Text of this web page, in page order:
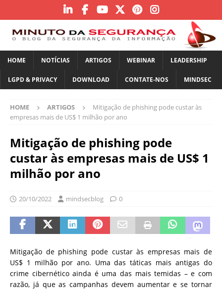
HOME NOTÍCIAS ARTIGOS WEBINAR LEADERSHIP
LGPD & PRIVACY DOWNLOAD CONTATE-NOS MINDSEC
HOME ARTIGOS
Mitigação de phishing pode custar às
empresas mais de US$ 1 milhão por ano
Mitigação de phishing pode
custar às empresas mais de US$ 1
milhão por ano
20/10/2022 mindsecblog 0
Mitigação de phishing pode custar às empresas mais de
US$ 1 milhão por ano. Uma das táticas mais antigas do
crime cibernético ainda é uma das mais temidas – e com
razão, já que as campanhas devem aumentar e se tornar